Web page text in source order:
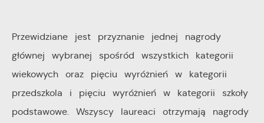
Przewidziane jest przyznanie jednej nagrody
głównej wybranej spośród wszystkich kategorii
wiekowych oraz pięciu wyróżnień w kategorii
przedszkola i pięciu wyróżnień w kategorii szkoły
podstawowe. Wszyscy laureaci otrzymają nagrody